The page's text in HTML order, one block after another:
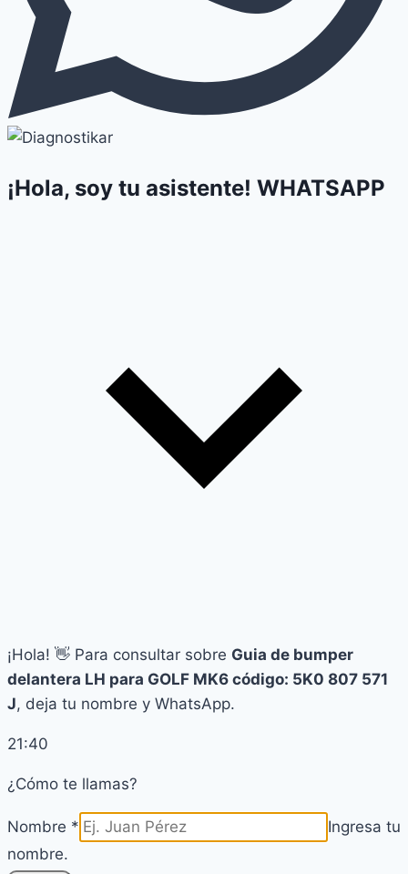
¡Hola, soy tu asistente! WHATSAPP
¡Hola! 👋 Para consultar sobre Guia de bumper
delantera LH para GOLF MK6 código: 5K0 807 571
J, deja tu nombre y WhatsApp.
21:40
¿Cómo te llamas?
Nombre *
Ingresa tu
nombre.